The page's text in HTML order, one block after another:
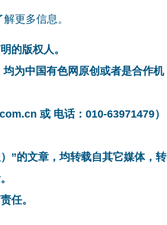
解更多信息。
的版权人。
为中国有色网原创或者是合作机
或 电话：010-63971479）
”的文章，均转载自其它媒体，转
任。